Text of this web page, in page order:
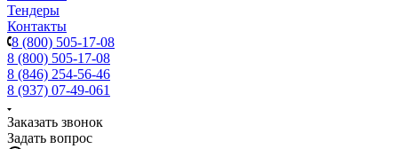
Тендеры
Контакты
8 (800) 505-17-08
8 (800) 505-17-08
8 (846) 254-56-46
8 (937) 07-49-061
Заказать звонок
Задать вопрос